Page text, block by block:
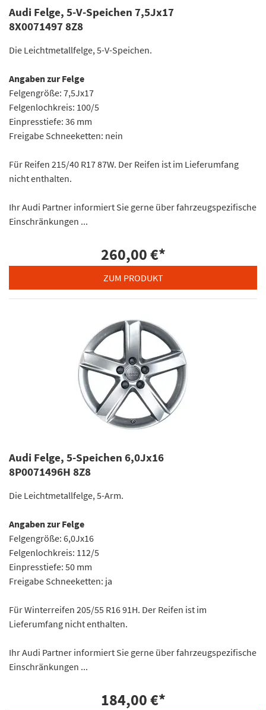
Audi Felge, 5-V-Speichen 7,5Jx17
8X0071497 8Z8
Die Leichtmetallfelge, 5-V-Speichen.
Angaben zur Felge
Felgengröße: 7,5Jx17
Felgenlochkreis: 100/5
Einpresstiefe: 36 mm
Freigabe Schneeketten: nein
Für Reifen 215/40 R17 87W. Der Reifen ist im Lieferumfang
nicht enthalten.
Ihr Audi Partner informiert Sie gerne über fahrzeugspezifische
Einschränkungen ...
260,00 €*
ZUM PRODUKT
Audi Felge, 5-Speichen 6,0Jx16
8P0071496H 8Z8
Die Leichtmetallfelge, 5-Arm.
Angaben zur Felge
Felgengröße: 6,0Jx16
Felgenlochkreis: 112/5
Einpresstiefe: 50 mm
Freigabe Schneeketten: ja
Für Winterreifen 205/55 R16 91H. Der Reifen ist im
Lieferumfang nicht enthalten.
Ihr Audi Partner informiert Sie gerne über fahrzeugspezifische
Einschränkungen ...
184,00 €*